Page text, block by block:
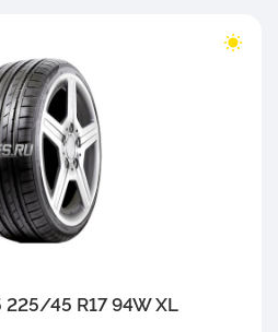
225/45 R17 94W XL